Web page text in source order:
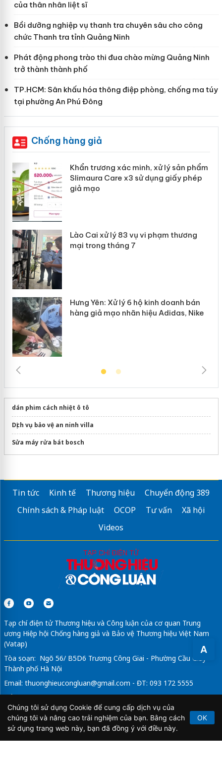
A
của thân nhân liệt sĩ
Bồi dưỡng nghiệp vụ thanh tra chuyên sâu cho công
chức Thanh tra tỉnh Quảng Ninh
Phát động phong trào thi đua chào mừng Quảng Ninh
trở thành thành phố
TP.HCM: Sân khấu hóa thông điệp phòng, chống ma túy
tại phường An Phú Đông
Chống hàng giả
Khẩn trương xác minh, xử lý sản phẩm
Slimaura Care x3 sử dụng giấy phép
giả mạo
Lào Cai xử lý 83 vụ vi phạm thương
mại trong tháng 7
Hưng Yên: Xử lý 6 hộ kinh doanh bán
hàng giả mạo nhãn hiệu Adidas, Nike
dán phim cách nhiệt ô tô
Dịch vụ bảo vệ an ninh villa
Sửa máy rửa bát bosch
Tin tức Kinh tế Thương hiệu
Chuyển động 389
Chính sách & Pháp luật
OCOP Tư vấn
Xã hội
Videos
Tạp chí điện tử Thương hiệu và Công luận của cơ quan Trung
ương Hiệp hội Chống hàng giả và Bảo vệ Thương hiệu Việt Nam
(Vatap)
Tòa soạn: Ngõ 56/ B5D6 Trương Công Giai - Phường Cầu Giấy -
Thành phố Hà Nội
Email: thuonghieucongluan@gmail.com - ĐT: 093 172 5555
Tổng Biên Tập: Vũ Đức Thuận
Giấy phép hoạt động báo chí điện tử số 64/GP-BTTTT do Bộ
Thông tin và Truyền thông cấp ngày 21/2/2020.
Chúng tôi sử dụng Cookie để cung cấp dịch vụ của
chúng tôi và nâng cao trải nghiệm của bạn. Bằng cách
sử dụng trang web này, bạn đã đồng ý với điều này.
OK